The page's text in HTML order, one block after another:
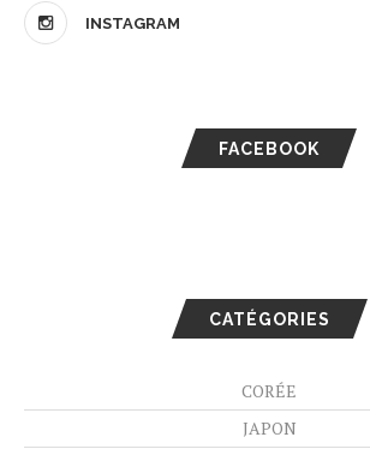
INSTAGRAM
FACEBOOK
CATÉGORIES
CORÉE
JAPON